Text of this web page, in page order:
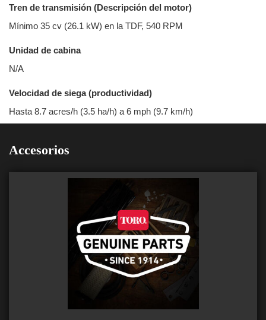
Tren de transmisión (Descripción del motor)
Mínimo 35 cv (26.1 kW) en la TDF, 540 RPM
Unidad de cabina
N/A
Velocidad de siega (productividad)
Hasta 8.7 acres/h (3.5 ha/h) a 6 mph (9.7 km/h)
Accesorios